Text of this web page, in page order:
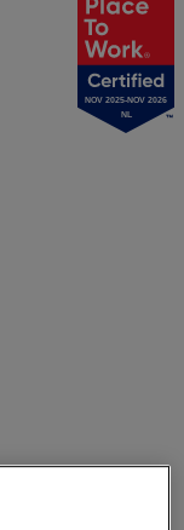
NOV 2025-NOV 2026
NL